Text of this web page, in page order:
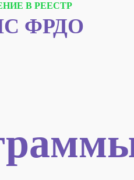
В РЕЕСТР
ФРДО